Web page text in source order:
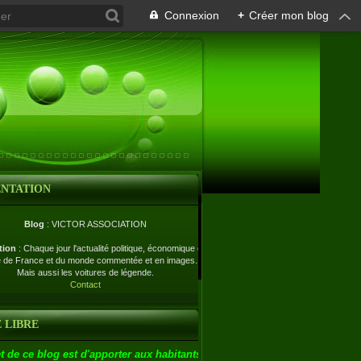
Connexion + Créer mon blog
Blog : VICTOR ASSOCIATION
: Chaque jour l'actualité politique, économique et
de France et du monde commentée et en images.
Mais aussi les voitures de légende.
Contact
LIBRE
de ce blog est d'apporter aux habitants